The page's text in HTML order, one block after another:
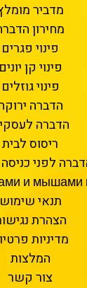
מדביר
מחירון
פינוי פגרים
פינוי קן יונים
פינוי גוזלים
הדברה
הדברה
ריסוס לבית
לפני
и мышами
תנאי שימוש
הצהרת
מדיניות
המלצות
צור קשר